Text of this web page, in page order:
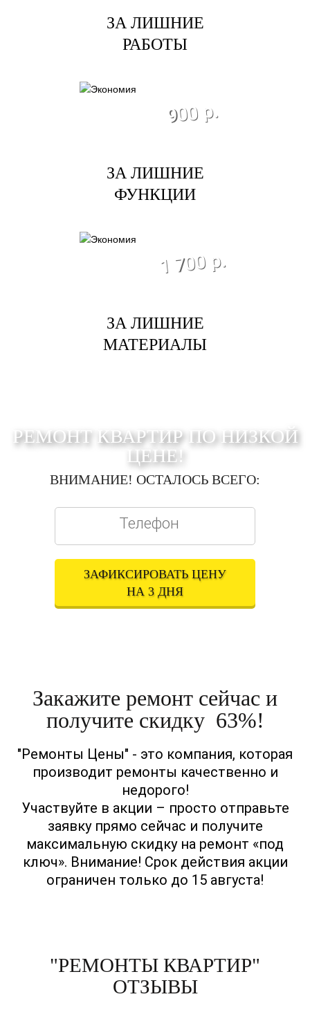
ЗА ЛИШНИЕ
РАБОТЫ
900 р.
ЗА ЛИШНИЕ
ФУНКЦИИ
1 700 р.
ЗА ЛИШНИЕ
МАТЕРИАЛЫ
РЕМОНТ КВАРТИР ПО НИЗКОЙ
ЦЕНЕ!
ВНИМАНИЕ! ОСТАЛОСЬ ВСЕГО:
ЗАФИКСИРОВАТЬ ЦЕНУ
НА 3 ДНЯ
Оставляя свои контактные данные, вы подтверждаете свое совершеннолетие,
Закажите ремонт сейчас и
получите скидку 63%!
"Ремонты Цены" - это компания, которая
производит ремонты качественно и
недорого!
Участвуйте в акции – просто отправьте
заявку прямо сейчас и получите
максимальную скидку на ремонт «под
ключ». Внимание! Срок действия акции
ограничен только до 15 августа!
"РЕМОНТЫ КВАРТИР"
ОТЗЫВЫ